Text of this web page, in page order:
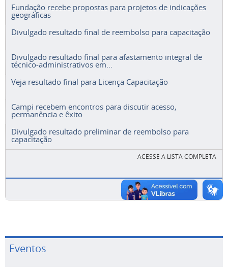
Fundação recebe propostas para projetos de indicações
geográficas
Divulgado resultado final de reembolso para capacitação
Divulgado resultado final para afastamento integral de
técnico-administrativos em...
Veja resultado final para Licença Capacitação
Campi recebem encontros para discutir acesso,
permanência e êxito
Divulgado resultado preliminar de reembolso para
capacitação
ACESSE A LISTA COMPLETA
Eventos